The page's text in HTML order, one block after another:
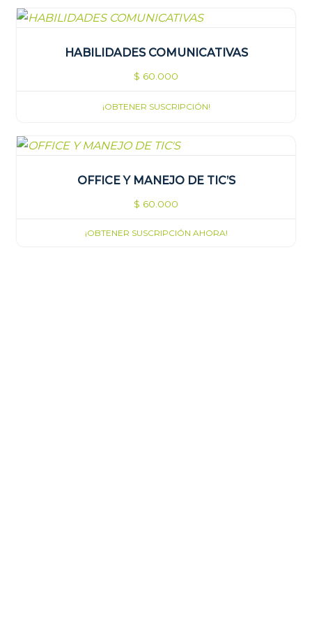
HABILIDADES COMUNICATIVAS
$ 60.000
¡OBTENER SUSCRIPCIÓN!
OFFICE Y MANEJO DE TIC’S
$ 60.000
¡OBTENER SUSCRIPCIÓN AHORA!